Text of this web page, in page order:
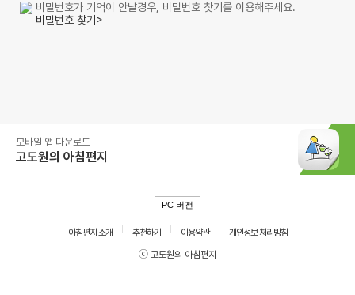
비밀번호가 기억이 안날경우, 비밀번호 찾기를 이용해주세요.
비밀번호 찾기>
모바일 앱 다운로드
고도원의 아침편지
PC 버전
아침편지 소개 추천하기 이용약관
개인정보 처리방침
ⓒ 고도원의 아침편지